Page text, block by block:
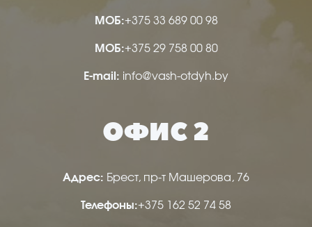
МОБ:+375 33 689 00 98
МОБ:+375 29 758 00 80
Е-mail: info@vash-otdyh.by
ОФИС 2
Адрес: Брест, пр-т Машерова, 76
Телефоны:+375 162 52 74 58